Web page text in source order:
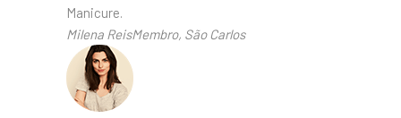
Manicure.
Milena ReisMembro, São Carlos